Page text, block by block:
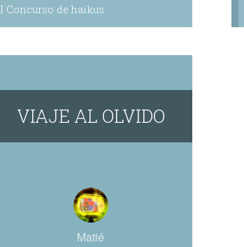
I Concurso de haikus
VIAJE AL OLVIDO
Matié